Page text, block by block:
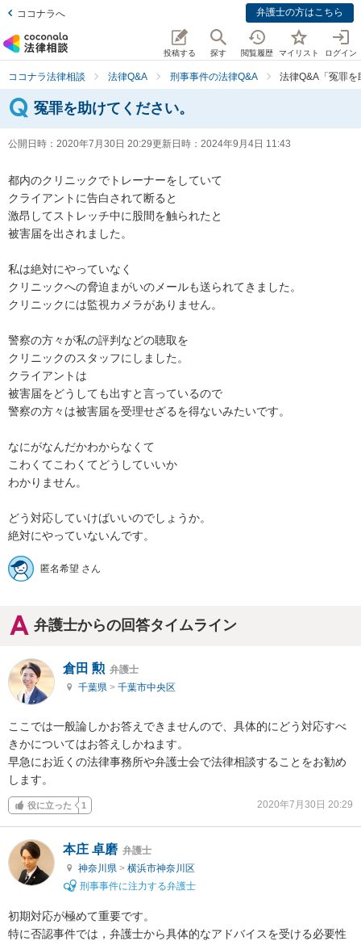
ココナラへ 弁護士の方はこちら
投稿する 探す 閲覧履歴 マイリスト ログイン
ココナラ法律相談 法律Q&A 刑事事件の法律Q&A 法律Q&A「冤罪
冤罪を助けてください。
公開日時： 2020年7月30日 20:29更新日時： 2024年9月4日 11:43
都内のクリニックでトレーナーをしていて
クライアントに告白されて断ると
激昂してストレッチ中に股間を触られたと
被害届を出されました。
私は絶対にやっていなく
クリニックへの脅迫まがいのメールも送られてきました。
クリニックには監視カメラがありません。
警察の方々が私の評判などの聴取を
クリニックのスタッフにしました。
クライアントは
被害届をどうしても出すと言っているので
警察の方々は被害届を受理せざるを得ないみたいです。
なにがなんだかわからなくて
こわくてこわくてどうしていいか
わかりません。
どう対応していけばいいのでしょうか。
絶対にやっていないんです。
匿名希望 さん
弁護士からの回答タイムライン
倉田 勲 弁護士
千葉県 > 千葉市中央区
ここでは一般論しかお答えできませんので、具体的にどう対応すべ
きかについてはお答えしかねます。
早急にお近くの法律事務所や弁護士会で法律相談することをお勧め
します。
役に立った 1 2020年7月30日 20:29
本庄 卓磨 弁護士
神奈川県 > 横浜市神奈川区
刑事事件に注力する弁護士
初期対応が極めて重要です。
特に否認事件では，弁護士から具体的なアドバイスを受ける必要性